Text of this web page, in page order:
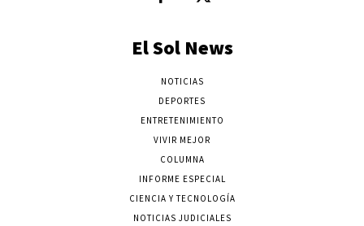
El Sol News
NOTICIAS
DEPORTES
ENTRETENIMIENTO
VIVIR MEJOR
COLUMNA
INFORME ESPECIAL
CIENCIA Y TECNOLOGÍA
NOTICIAS JUDICIALES